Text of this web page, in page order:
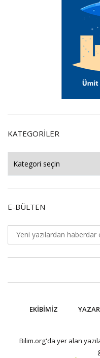
KATEGORILER
E-BÜLTEN
EKIBIMIZ
Bilim.org'da yer alan